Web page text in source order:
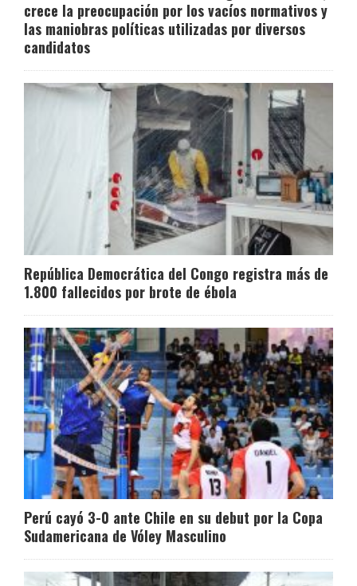
crece la preocupación por los vacíos normativos y
las maniobras políticas utilizadas por diversos
candidatos
República Democrática del Congo registra más de
1.800 fallecidos por brote de ébola
Perú cayó 3-0 ante Chile en su debut por la Copa
Sudamericana de Vóley Masculino